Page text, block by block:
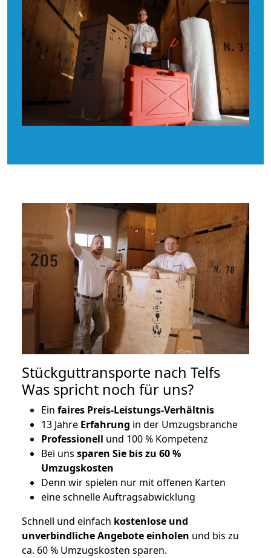
Stückguttransporte nach Telfs
Was spricht noch für uns?
Ein faires Preis-Leistungs-Verhältnis
13 Jahre Erfahrung in der Umzugsbranche
Professionell und 100 % Kompetenz
Bei uns sparen Sie bis zu 60 %
Umzugskosten
Denn wir spielen nur mit offenen Karten
eine schnelle Auftragsabwicklung
Schnell und einfach kostenlose und
unverbindliche Angebote einholen und bis zu
ca. 60 % Umzugskosten sparen.